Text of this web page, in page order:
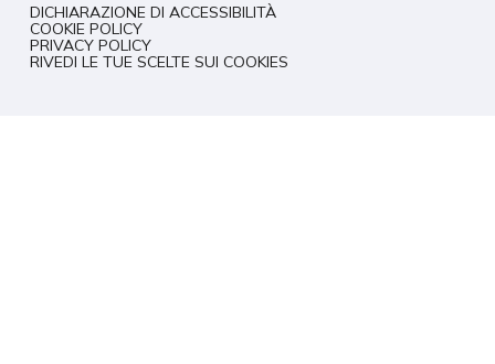
DICHIARAZIONE DI ACCESSIBILITÀ
COOKIE POLICY
PRIVACY POLICY
RIVEDI LE TUE SCELTE SUI COOKIES